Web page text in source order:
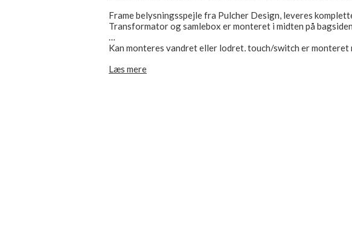
Frame belysningsspejle fra Pulcher Design, leveres
Transformator og samlebox er monteret i midten på
Kan monteres vandret eller lodret, touch/switch er monteret
placeret i bund eller top.
Læs mere